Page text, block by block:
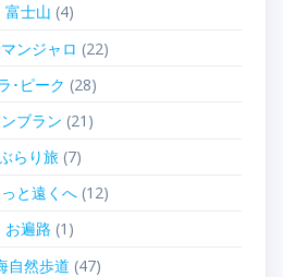
富士山 (4)
ンジャロ (22)
･ピーク (28)
ブラン (21)
らり旅(7)
と遠くへ(12)
お遍路 (1)
自然歩道 (47)